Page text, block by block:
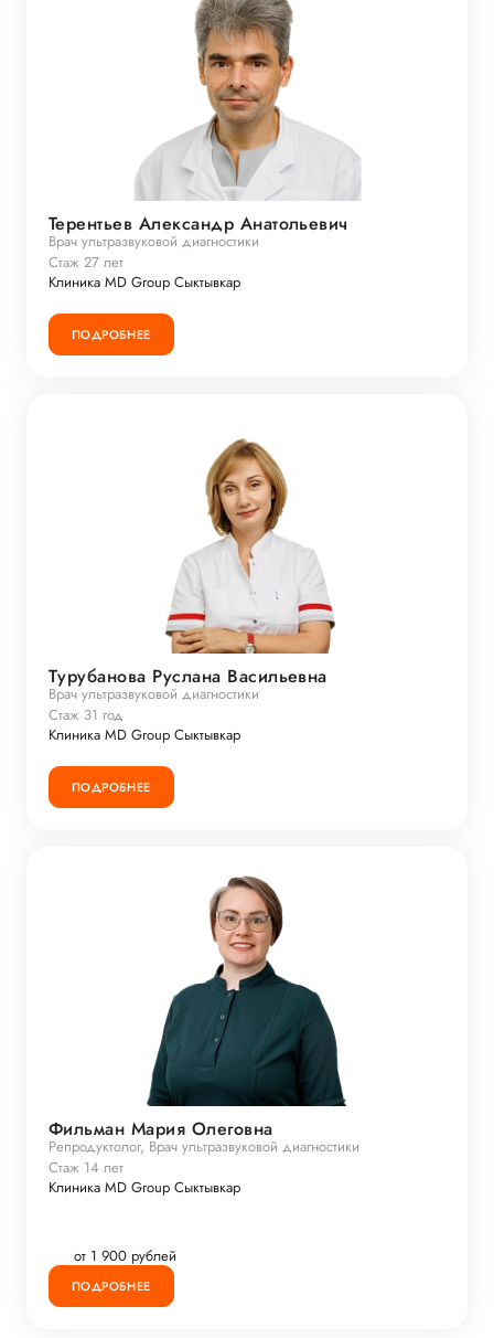
Терентьев Александр Анатольевич
Врач ультразвуковой диагностики
Стаж 27 лет
Клиника MD Group Сыктывкар
ПОДРОБНЕЕ
Турубанова Руслана Васильевна
Врач ультразвуковой диагностики
Стаж 31 год
Клиника MD Group Сыктывкар
ПОДРОБНЕЕ
Фильман Мария Олеговна
Репродуктолог, Врач ультразвуковой диагностики
Стаж 14 лет
Клиника MD Group Сыктывкар
от 1 900 рублей
ПОДРОБНЕЕ